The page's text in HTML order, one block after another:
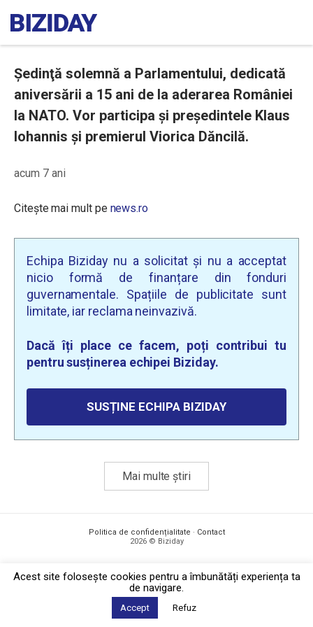
Şedinţă solemnă a Parlamentului, dedicată
aniversării a 15 ani de la aderarea României
la NATO. Vor participa și preşedintele Klaus
Iohannis şi premierul Viorica Dăncilă.
acum 7 ani
Citește mai mult pe news.ro
Echipa Biziday nu a solicitat și nu a acceptat
nicio formă de finanțare din fonduri
guvernamentale. Spațiile de publicitate sunt
limitate, iar reclama neinvazivă.
Dacă îți place ce facem, poți contribui tu
pentru susținerea echipei Biziday.
SUSȚINE ECHIPA BIZIDAY
Mai multe știri
Politica de confidențialitate · Contact
2026 © Biziday
Acest site foloseşte cookies pentru a îmbunătăți experiența ta
de navigare.
Accept Refuz